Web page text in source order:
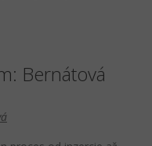
Bernátová